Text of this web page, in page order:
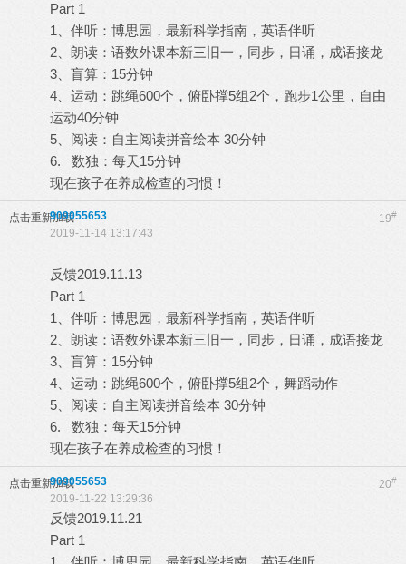
Part 1
1、伴听：博思园，最新科学指南，英语伴听
2、朗读：语数外课本新三旧一，同步，日诵，成语接龙
3、盲算：15分钟
4、运动：跳绳600个，俯卧撑5组2个，跑步1公里，自由
运动40分钟
5、阅读：自主阅读拼音绘本 30分钟
6. 数独：每天15分钟
现在孩子在养成检查的习惯！
点击重新加载 19#
909055653
2019-11-14 13:17:43
反馈2019.11.13
Part 1
1、伴听：博思园，最新科学指南，英语伴听
2、朗读：语数外课本新三旧一，同步，日诵，成语接龙
3、盲算：15分钟
4、运动：跳绳600个，俯卧撑5组2个，舞蹈动作
5、阅读：自主阅读拼音绘本 30分钟
6. 数独：每天15分钟
现在孩子在养成检查的习惯！
点击重新加载 20#
909055653
2019-11-22 13:29:36
反馈2019.11.21
Part 1